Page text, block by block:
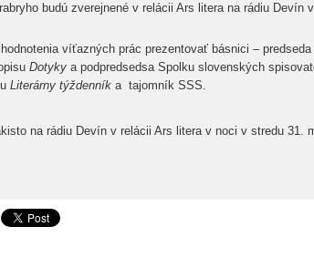
budú zverejnené v relácii Ars litera na rádiu Devín
víťazných prác prezentovať básnici –
Dotyky a podpredsedsa Spolku slovenských
Literárny týždenník a tajomník SSS.
na rádiu Devín v relácii Ars litera v noci v stredu 31.